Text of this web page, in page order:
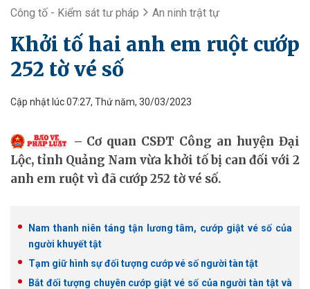
Công tố - Kiểm sát tư pháp An ninh trật tự
Khởi tố hai anh em ruột cướp
252 tờ vé số
Cập nhật lúc 07:27, Thứ năm, 30/03/2023
Cơ quan CSĐT Công an huyện Đại
Lộc, tỉnh Quảng Nam vừa khởi tố bị can đối với 2
anh em ruột vì đã cướp 252 tờ vé số.
Nam thanh niên táng tận lương tâm, cướp giật vé số của
người khuyết tật
Tạm giữ hình sự đối tượng cướp vé số người tàn tật
Bắt đối tượng chuyên cướp giật vé số của người tàn tật và